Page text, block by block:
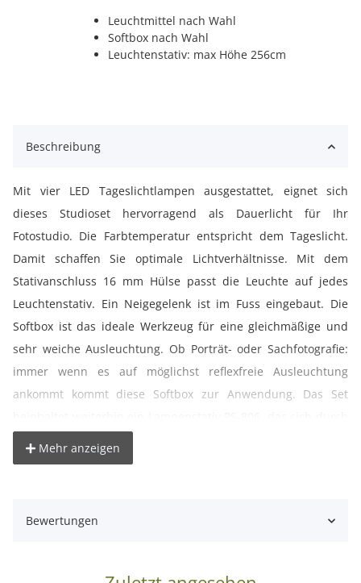
Leuchtmittel nach Wahl
Softbox nach Wahl
Leuchtenstativ: max Höhe 256cm
Beschreibung
Mit vier LED Tageslichtlampen ausgestattet, eignet sich
dieses Studioset hervorragend als Dauerlicht für Ihr
Fotostudio. Die Farbtemperatur entspricht dem Tageslicht.
Damit schaffen Sie optimale Lichtverhältnisse. Mit dem
Stativanschluss 16 mm Hülse passt die Leuchte auf jedes
Leuchtenstativ. Ein Neigegelenk ist im Fuss eingebaut. Die
Softbox ist das ideale Werkzeug für eine gleichmäßige und
sehr weiche Ausleuchtung. Ob Porträt- oder Sachfotografie:
immer wenn es auf möglichst reflexfreie Ausleuchtung
ankommt kommt diese Softbox zur Anwendung. Das Set
Die maximale Stativhöhe beträgt 256cm.
° Energiespartechnologie
Mehr anzeigen
Bewertungen